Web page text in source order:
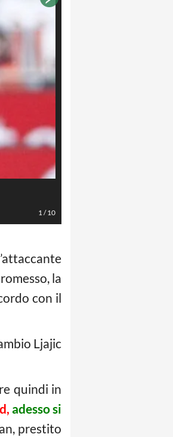
1/10
la
con il
Ljajic
quindi in
adesso si
prestito